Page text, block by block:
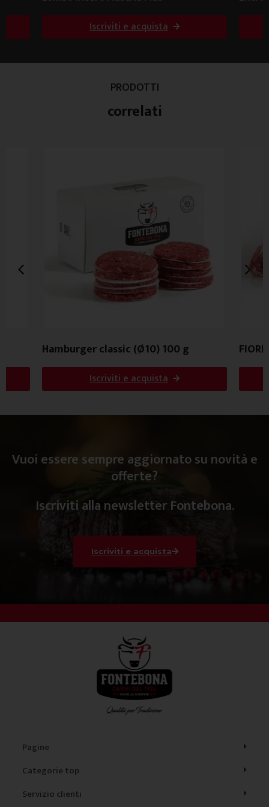
Iscriviti e acquista
PRODOTTI
correlati
Hamburger classic (Ø10) 100 g
Iscriviti e acquista
Vuoi essere sempre aggiornato su novità e
offerte?
Iscriviti alla newsletter Fontebona.
Iscriviti e acquista
Pagine
Categorie top
Servizio clienti